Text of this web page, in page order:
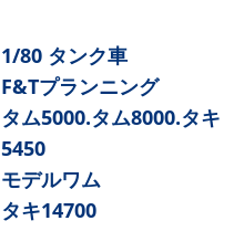
1/80 タンク車
F&Tプランニング
タム5000.タム8000.タキ
5450
モデルワム
タキ14700